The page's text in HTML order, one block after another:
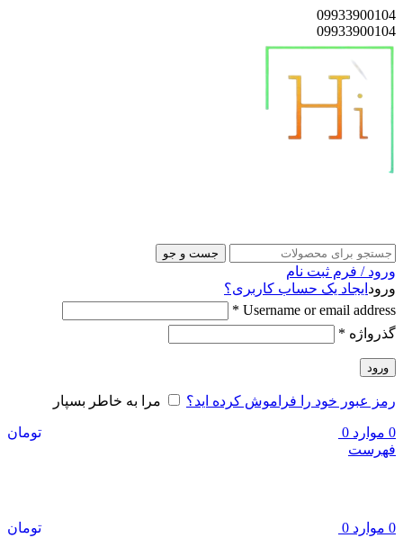
09933900104
09933900104
جست و جو
ورود / فرم ثبت نام
ورود ایجاد یک حساب کاربری؟
Username or email address
*
گذرواژه *
ورود
رمز عبور خود را فراموش کرده اید؟ مرا به خاطر بسپار
0 موارد 0
تومان
فهرست
0 موارد 0 تومان